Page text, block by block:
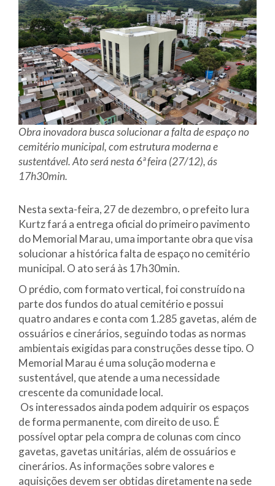
Obra inovadora busca solucionar a falta de espaço no
cemitério municipal, com estrutura moderna e
sustentável. Ato será nesta 6ª feira (27/12), ás
17h30min.
Nesta sexta-feira, 27 de dezembro, o prefeito Iura
Kurtz fará a entrega oficial do primeiro pavimento
do Memorial Marau, uma importante obra que visa
solucionar a histórica falta de espaço no cemitério
municipal. O ato será às 17h30min.
O prédio, com formato vertical, foi construído na
parte dos fundos do atual cemitério e possui
quatro andares e conta com 1.285 gavetas, além de
ossuários e cinerários, seguindo todas as normas
ambientais exigidas para construções desse tipo. O
Memorial Marau é uma solução moderna e
sustentável, que atende a uma necessidade
crescente da comunidade local.
Os interessados ainda podem adquirir os espaços
de forma permanente, com direito de uso. É
possível optar pela compra de colunas com cinco
gavetas, gavetas unitárias, além de ossuários e
cinerários. As informações sobre valores e
aquisições devem ser obtidas diretamente na sede